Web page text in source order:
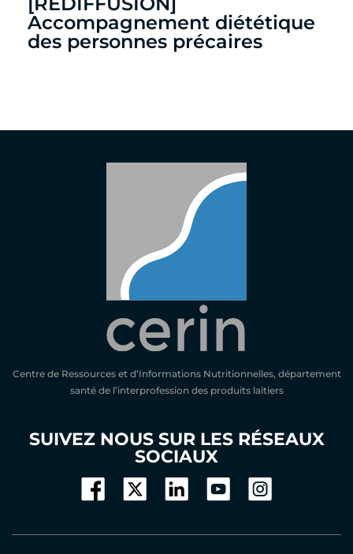
Accompagnement diététique
des personnes précaires
Centre de Ressources et d’Informations Nutritionnelles, département
santé de l’interprofession des produits laitiers
SUIVEZ NOUS SUR LES RÉSEAUX
SOCIAUX